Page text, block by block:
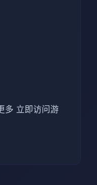
多 立即访问游